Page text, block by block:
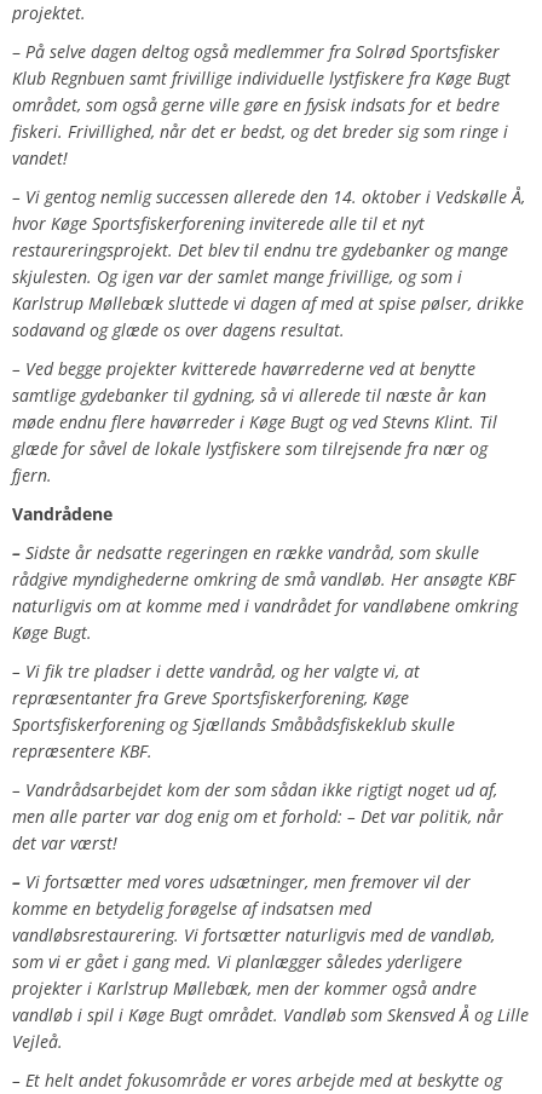
projektet.
– På selve dagen deltog også medlemmer fra Solrød Sportsfisker
Klub Regnbuen samt frivillige individuelle lystfiskere fra Køge Bugt
området, som også gerne ville gøre en fysisk indsats for et bedre
fiskeri. Frivillighed, når det er bedst, og det breder sig som ringe i
vandet!
– Vi gentog nemlig successen allerede den 14. oktober i Vedskølle Å,
hvor Køge Sportsfiskerforening inviterede alle til et nyt
restaureringsprojekt. Det blev til endnu tre gydebanker og mange
skjulesten. Og igen var der samlet mange frivillige, og som i
Karlstrup Møllebæk sluttede vi dagen af med at spise pølser, drikke
sodavand og glæde os over dagens resultat.
– Ved begge projekter kvitterede havørrederne ved at benytte
samtlige gydebanker til gydning, så vi allerede til næste år kan
møde endnu flere havørreder i Køge Bugt og ved Stevns Klint. Til
glæde for såvel de lokale lystfiskere som tilrejsende fra nær og
fjern.
Vandrådene
– Sidste år nedsatte regeringen en række vandråd, som skulle
rådgive myndighederne omkring de små vandløb. Her ansøgte KBF
naturligvis om at komme med i vandrådet for vandløbene omkring
Køge Bugt.
– Vi fik tre pladser i dette vandråd, og her valgte vi, at
repræsentanter fra Greve Sportsfiskerforening, Køge
Sportsfiskerforening og Sjællands Småbådsfiskeklub skulle
repræsentere KBF.
– Vandrådsarbejdet kom der som sådan ikke rigtigt noget ud af,
men alle parter var dog enig om et forhold: – Det var politik, når
det var værst!
– Vi fortsætter med vores udsætninger, men fremover vil der
komme en betydelig forøgelse af indsatsen med
vandløbsrestaurering. Vi fortsætter naturligvis med de vandløb,
som vi er gået i gang med. Vi planlægger således yderligere
projekter i Karlstrup Møllebæk, men der kommer også andre
vandløb i spil i Køge Bugt området. Vandløb som Skensved Å og Lille
Vejleå.
– Et helt andet fokusområde er vores arbejde med at beskytte og